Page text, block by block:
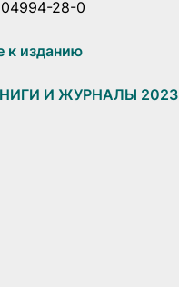
28-0
к изданию
И ЖУРНАЛЫ 2023